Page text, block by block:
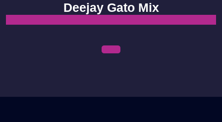
content
Deejay Gato Mix